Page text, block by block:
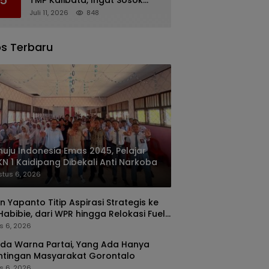
Rachmat Gobel
Juli 11, 2026 848
Terbaru
Indonesia Emas 2045, Pelajar
1 Kaidipang Dibekali Anti Narkoba
6, 2026
Yapanto Titip Aspirasi Strategis ke
dari WPR hingga Relokasi Fuel
Pertamina
6, 2026
Warna Partai, Yang Ada Hanya
Masyarakat Gorontalo